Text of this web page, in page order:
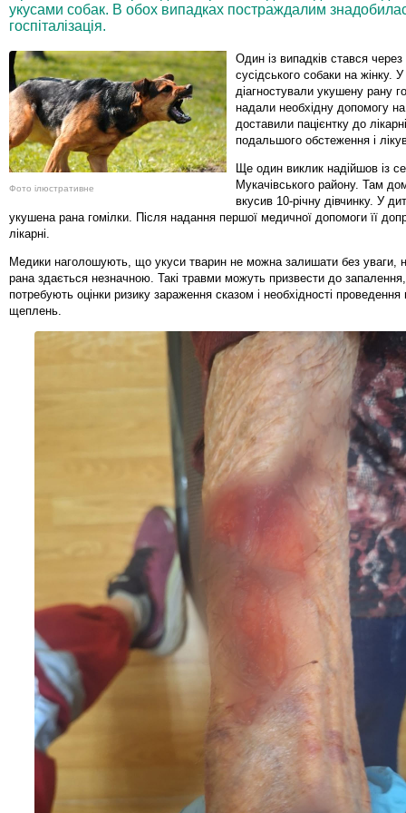
укусами собак. В обох випадках постраждалим
госпіталізація.
Фото ілюстративне
Один із випадків стався
сусідського собаки на жінку. У
діагностували укушену рану
надали необхідну допомогу на
доставили пацієнтку до
подальшого обстеження і
Ще один виклик надійшов із
Мукачівського району. Там
вкусив 10-річну дівчинку. У
укушена рана гомілки. Після надання першої медичної допомоги її
лікарні.
Медики наголошують, що укуси тварин не можна залишати без уваги,
рана здається незначною. Такі травми можуть призвести до
потребують оцінки ризику зараження сказом і необхідності
щеплень.